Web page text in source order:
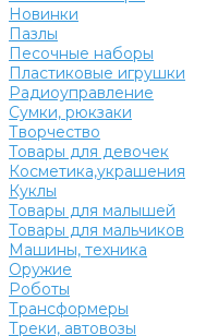
Новинки
Пазлы
Песочные наборы
Пластиковые игрушки
Радиоуправление
Сумки, рюкзаки
Творчество
Товары для девочек
Косметика,украшения
Куклы
Товары для малышей
Товары для мальчиков
Машины, техника
Оружие
Роботы
Трансформеры
Треки, автовозы